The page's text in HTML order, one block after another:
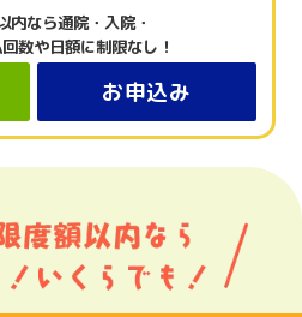
内なら通院・入院・
数や日額に制限なし！
お申込み